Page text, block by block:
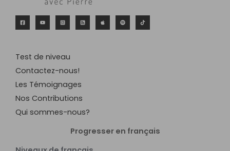
Test de niveau
Contactez-nous!
Les Témoignages
Nos Contributions
Qui sommes-nous?
Progresser en français